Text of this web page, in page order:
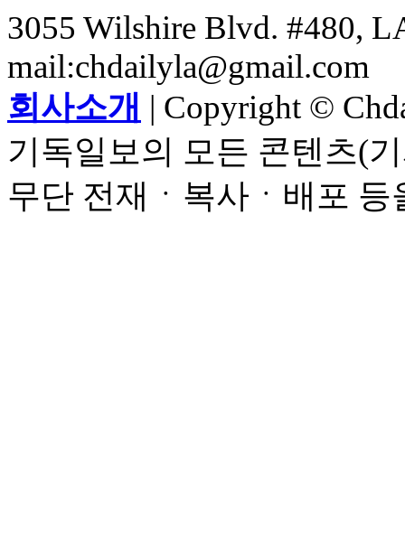
3055 Wilshire Blvd. #480,
mail:chdailyla@gmail.com
회사소개 | Copyright ©
기독일보의 모든 콘텐츠(
무단 전재ㆍ복사ㆍ배포 등